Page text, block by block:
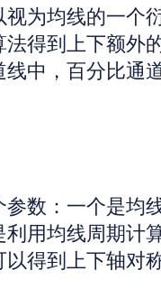
为均线的一个
得到上下额外
中，百分比通
数：一个是均
用均线周期计
得到上下轴对